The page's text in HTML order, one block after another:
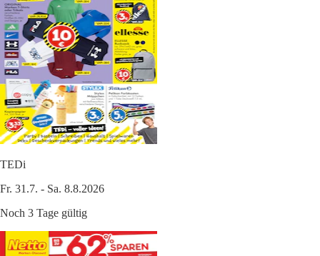
TEDi
Fr. 31.7. - Sa. 8.8.2026
Noch 3 Tage gültig